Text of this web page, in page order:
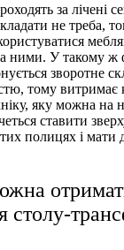
за
не треба,
ними. У такому ж
зворотне
тому
яку можна на
ставити
полицях і
столу-